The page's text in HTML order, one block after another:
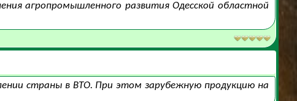
агропромышленного развития Одесской областной
страны в ВТО. При этом зарубежную продукцию на